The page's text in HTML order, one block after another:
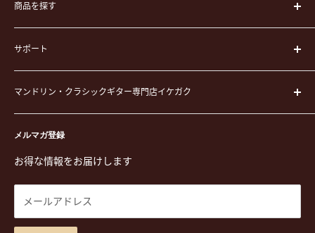
商品を探す
楽器
楽器ケース
弦
ピック
演奏用品
ステーショナリー&アクセサリー
楽譜
DVD
チケット
サポート
運営会社
イケガクについて
お買い物ガイド
特定商取引法に基づく表示
プライバシーポリシー
商品検索
お問合せ
メルマガ登録
お得な情報をお届けします
メールアドレス
マンドリン・クラシックギター専門店イケガク
〒171-0021 東京都豊島区西池袋3-23-5 芦沢ビル2F
TEL. 03-5952-1391 / FAX. 03-5952-1392
営業時間 月-水,金,土 11:00-19:00 / 日,祝 11:00-18:00 (木曜定
休)